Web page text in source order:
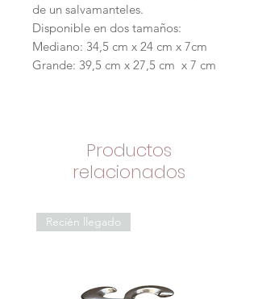
de un salvamanteles.
Disponible en dos tamaños:
Mediano: 34,5 cm x 24 cm x 7cm
Grande: 39,5 cm x 27,5 cm x 7 cm
Productos
relacionados
Recién llegado